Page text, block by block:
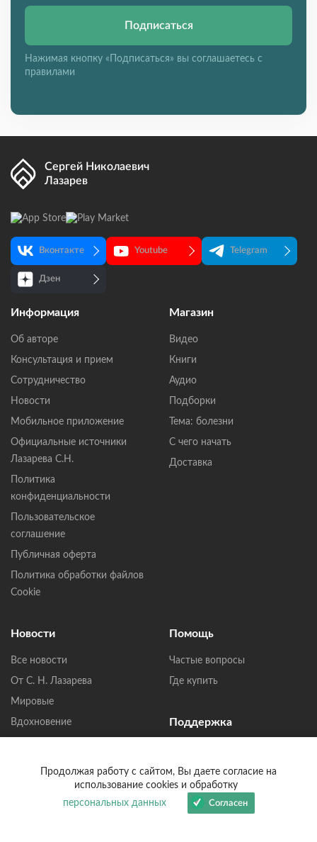
Подписаться
Нажимая кнопку «Подписаться» вы соглашаетесь с
правилами
Сергей Николаевич
Лазарев
Вконтакте Youtube Telegram
Дзен
Информация
Об авторе
Консультация и прием
Сотрудничество
Новости
Мобильное приложение
Официальные источники
Лазарева С.Н.
Политика
конфиденциальности
Пользовательское
соглашение
Публичная оферта
Политика обработки файлов
Cookie
Магазин
Видео
Книги
Аудио
Подборки
Тема: болезни
С чего начать
Доставка
Новости
Все новости
От С. Н. Лазарева
Мировые
Вдохновение
Помощь
Частые вопросы
Где купить
Поддержка
Написать в MAX
Написать в ВКонтакте
Продолжая работу с сайтом, Вы даете согласие на
использование cookies и обработку
персональных данных
Согласен